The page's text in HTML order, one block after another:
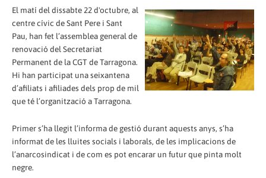
El matí del dissabte 22 d'octubre, al
centre cívic de Sant Pere i Sant
Pau, han fet l’assemblea general de
renovació del Secretariat
Permanent de la CGT de Tarragona.
Hi han participat una seixantena
d’afiliats i afiliades dels prop de mil
que té l’organització a Tarragona.
Primer s’ha llegit l’informa de gestió durant aquests anys, s’ha
informat de les lluites socials i laborals, de les implicacions de
l’anarcosindicat i de com es pot encarar un futur que pinta molt
negre.